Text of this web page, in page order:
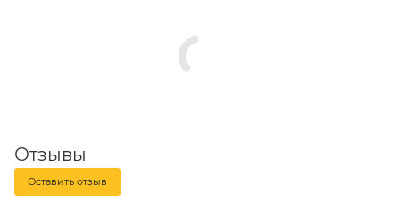
Отзывы
Оставить отзыв